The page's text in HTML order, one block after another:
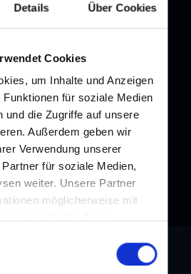
Details Über Cookies
Cookies
um Inhalte und Anzeigen
für soziale Medien
und die Zugriffe auf unsere
Außerdem geben wir
Verwendung unserer
für soziale Medien,
weiter. Unsere Partner
möglicherweise mit
gesammelt haben.
Newsletter an, und bleiben Sie
am Laufenden!